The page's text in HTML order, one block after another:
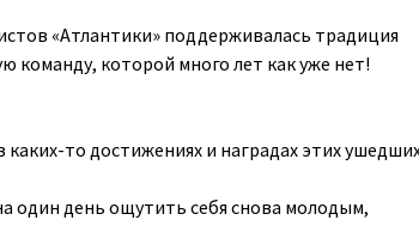
«Атлантики» поддерживалась традиция
команду, которой много лет как уже нет!
то достижениях и наградах этих
один день ощутить себя снова молодым,